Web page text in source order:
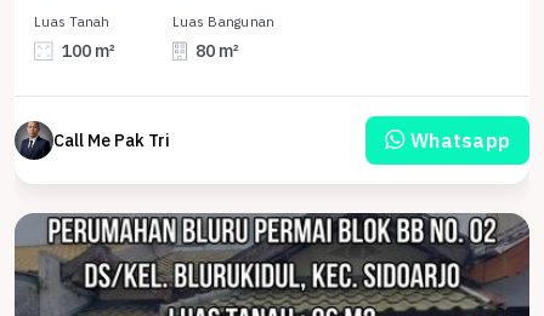
Luas Tanah
100 m²
Luas Bangunan
80 m²
Call Me Pak Tri Whatsapp